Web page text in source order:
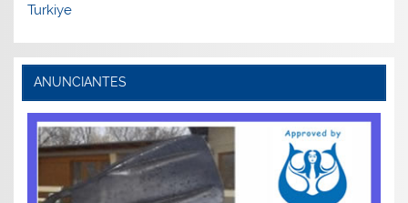
Turkiye
ANUNCIANTES